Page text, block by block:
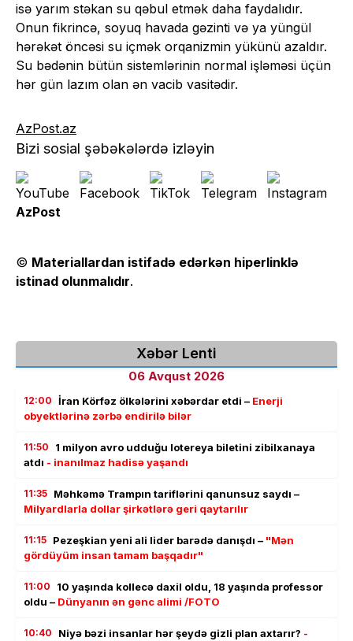
isə yarım stəkan su qəbul etmək daha faydalıdır.
Onun fikrincə, soyuq havada gəzinti və ya yüngül
hərəkət öncəsi su içmək orqanizmin yükünü azaldır.
Su bədənin bütün sistemlərinin normal işləməsi üçün
hər gün lazım olan ən vacib vasitədir.
AzPost.az
Bizi sosial şəbəkələrdə izləyin
AzPost
© Materiallardan istifadə edərkən hiperlinklə
istinad olunmalıdır.
Xəbər Lenti
06 Avqust 2026
12:00 İran Körfəz ölkələrini xəbərdar etdi – Enerji
obyektlərinə zərbə endirilə bilər
11:50
1 milyon avro udduğu lotereya biletini zibilxanaya
atdı - inanılmaz hadisə yaşandı
11:35 Məhkəmə Trampın tariflərini qanunsuz saydı –
Milyardlarla dollar şirkətlərə geri qaytarılır
11:15 Pezeşkian yeni ali lider barədə danışdı – "Mən
gördüyüm insan tamam başqadır"
11:00
10 yaşında kollecə daxil oldu, 18 yaşında professor
oldu – Dünyanın ən gənc alimi /FOTO
10:40 Niyə bəzi insanlar hər şeydə gizli plan axtarır? -